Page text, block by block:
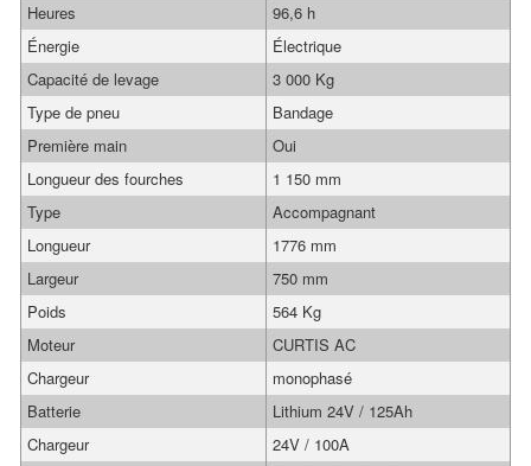
Heures
96,6 h
Énergie
Électrique
Capacité de levage
3 000 Kg
Type de pneu
Bandage
Première main
Oui
Longueur des fourches
1 150 mm
Type
Accompagnant
Longueur
1776 mm
Largeur
750 mm
Poids
564 Kg
Moteur
CURTIS AC
Chargeur
monophasé
Batterie
Lithium 24V / 125Ah
Chargeur
24V / 100A